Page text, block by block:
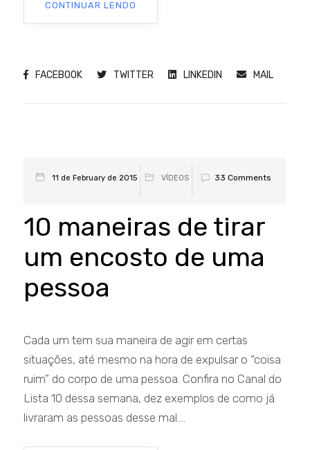
CONTINUAR LENDO
FACEBOOK TWITTER LINKEDIN MAIL
11 de February de 2015 VÍDEOS 33 Comments
10 maneiras de tirar
um encosto de uma
pessoa
Cada um tem sua maneira de agir em certas
situações, até mesmo na hora de expulsar o “coisa
ruim” do corpo de uma pessoa. Confira no Canal do
Lista 10 dessa semana, dez exemplos de como já
livraram as pessoas desse mal....